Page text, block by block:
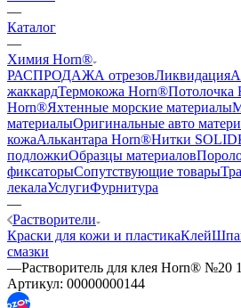
Главная
—
Каталог
—
Химия Horn®
РАСПРОДАЖА отрезовЛиквидация
жаккардТермокожа Horn®Потолочка
Horn®Яхтенные морские материалы
материалыОригинальные авто
кожаАлькантара Horn®Нитки SOLID
подложкиОбразцы материалов
фиксаторыСопутствующие товары
лекала
—
Растворители
Краски для кожи и пластика
смазки
—Растворитель для клея Horn® №20
Артикул: